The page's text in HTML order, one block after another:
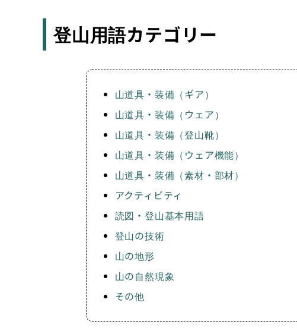
登山用語カテゴリー
山道具・装備（ギア）
山道具・装備（ウェア）
山道具・装備（登山靴）
山道具・装備（ウェア機能）
山道具・装備（素材・部材）
アクティビティ
読図・登山基本用語
登山の技術
山の地形
山の自然現象
その他